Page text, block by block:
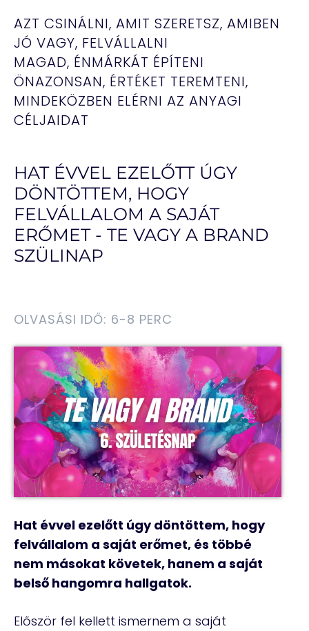
AZT CSINÁLNI, AMIT SZERETSZ, AMIBEN
JÓ VAGY, FELVÁLLALNI
MAGAD, ÉNMÁRKÁT ÉPÍTENI
ÖNAZONSAN, ÉRTÉKET TEREMTENI,
MINDEKÖZBEN ELÉRNI AZ ANYAGI
CÉLJAIDAT
HAT ÉVVEL EZELŐTT ÚGY
DÖNTÖTTEM, HOGY
FELVÁLLALOM A SAJÁT
ERŐMET - TE VAGY A BRAND
SZÜLINAP
OLVASÁSI IDŐ: 6-8 PERC
Hat évvel ezelőtt úgy döntöttem, hogy
felvállalom a saját erőmet, és többé
nem másokat követek, hanem a saját
belső hangomra hallgatok.
Először fel kellett ismernem a saját